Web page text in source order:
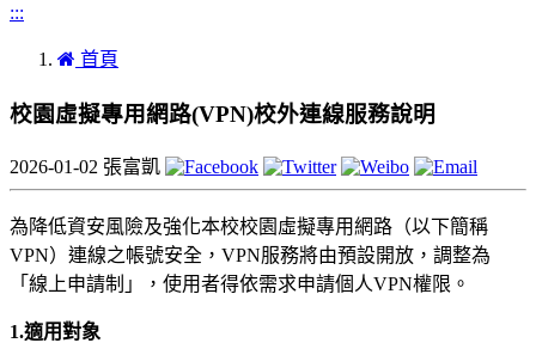
:::
首頁
校園虛擬專用網路(VPN)校外連線服務說明
2026-01-02 張富凱
為降低資安風險及強化本校校園虛擬專用網路（以下簡稱
VPN）連線之帳號安全，VPN服務將由預設開放，調整為
「線上申請制」，使用者得依需求申請個人VPN權限。
1.適用對象